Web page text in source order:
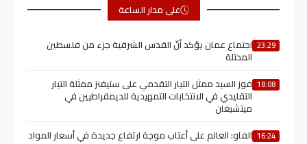
على مدار الساعة
23:29 اجتماع عمان يؤكد أنّ القدس الشرقية جزء من فلسطين
المحتلة
18:08 فوز السيد ممثل التيار التقدمي على ستيفنز ممثلة التيار
التقليدي في الانتخابات التمهيدية للديمقراطيين في
ميتشيغان
16:24 الفاو: العالم على أعتاب موجة ارتفاع جديدة في أسعار المواد